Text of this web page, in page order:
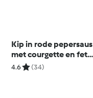
Kip in rode pepersaus
met courgette en feta
couscous
4.6 (34)